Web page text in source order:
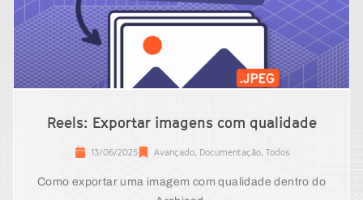
Reels: Exportar imagens com qualidade
13/06/2025 Avançado, Documentação, Todos
Como exportar uma imagem com qualidade dentro do